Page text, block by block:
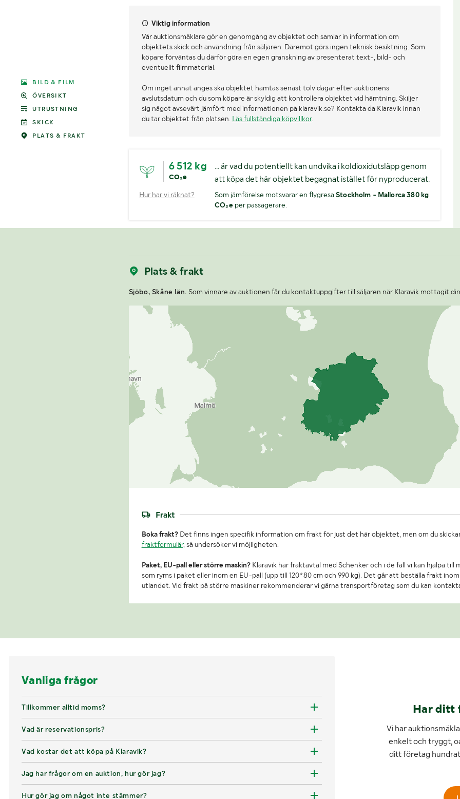
BILD & FILM
ÖVERSIKT
UTRUSTNING
SKICK
PLATS & FRAKT
Viktig information
Vår auktionsmäklare gör en genomgång av objektet och samlar in information om
objektets skick och användning från säljaren. Däremot görs ingen teknisk besiktning. Som
köpare förväntas du därför göra en egen granskning av presenterat text-, bild- och
eventuellt filmmaterial.
Om inget annat anges ska objektet hämtas senast tolv dagar efter auktionens
avslutsdatum och du som köpare är skyldig att kontrollera objektet vid hämtning. Skiljer
sig något avsevärt jämfört med informationen på klaravik.se? Kontakta då Klaravik innan
du tar objektet från platsen. Läs fullständiga köpvillkor.
6 512 kg
CO₂e
Hur har vi räknat?
... är vad du potentiellt kan undvika i koldioxidutsläpp genom
att köpa det här objektet begagnat istället för nyproducerat.
Som jämförelse motsvarar en flygresaStockholm - Mallorca 380 kg
CO₂eper passagerare.
Plats & frakt
Sjöbo, Skåne län. Som vinnare av auktionen får du kontaktuppgifter till säljaren när Klaravik mottagit
Frakt
Boka frakt?Det finns ingen specifik information om frakt för just det här objektet, men om du
fraktformulär, så undersöker vi möjligheten.
Paket, EU-pall eller större maskin?Klaravik har fraktavtal med Schenker och i de fall vi kan hjälpa till
som ryms i paket eller inom en EU-pall (upp till 120*80 cm och 990 kg). Det går att beställa frakt
utlandet. Vid frakt på större maskiner rekommenderar vi gärna transportföretag som du kan
Vanliga frågor
Tillkommer alltid moms?
Vad är reservationspris?
Vad kostar det att köpa på Klaravik?
Jag har frågor om en auktion, hur gör jag?
Hur gör jag om något inte stämmer?
Har ditt
Vi har
enkelt och tryggt,
ditt företag